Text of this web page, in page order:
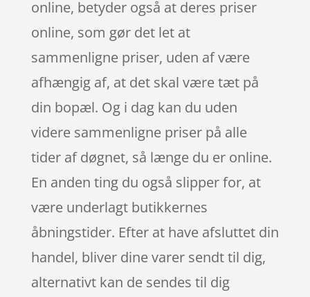
online, betyder også at deres priser
online, som gør det let at
sammenligne priser, uden af være
afhængig af, at det skal være tæt på
din bopæl. Og i dag kan du uden
videre sammenligne priser på alle
tider af døgnet, så længe du er online.
En anden ting du også slipper for, at
være underlagt butikkernes
åbningstider. Efter at have afsluttet din
handel, bliver dine varer sendt til dig,
alternativt kan de sendes til dig